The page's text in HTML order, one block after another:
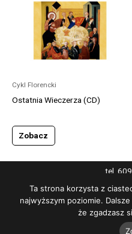
Cykl Florencki
Ostatnia Wieczerza (CD)
Zobacz
tel.
pn-pt
adres e-mail:
© 2024
Ta strona korzysta z
najwyższym poziomie.
że zgadzasz